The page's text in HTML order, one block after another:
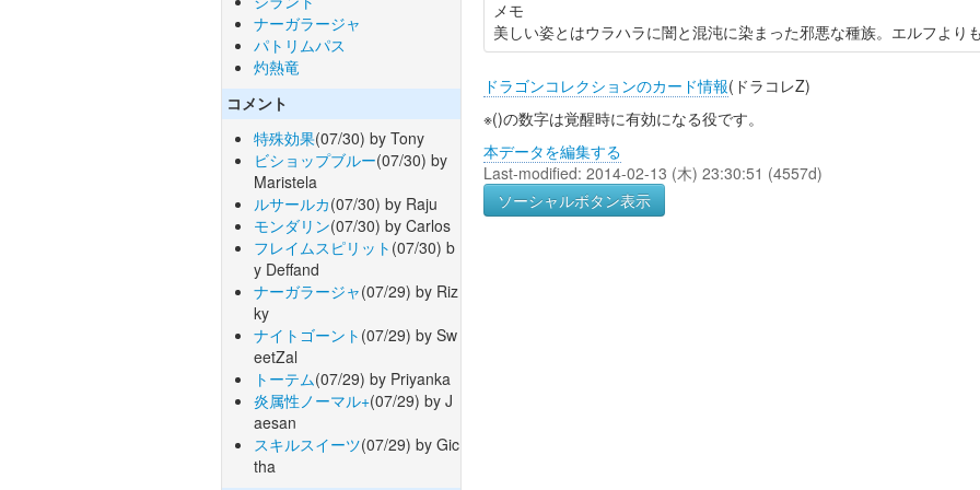
ナーガラージャ
パトリムパス
灼熱竜
コメント
特殊効果(07/30) by Tony
ビショップブルー(07/30) by
Maristela
ルサールカ(07/30) by Raju
モンダリン(07/30) by Carlos
フレイムスピリット (07/30) b
y Deffand
ナーガラージャ(07/29) by Riz
ky
ナイトゴーント (07/29) by Sw
eetZal
トーテム(07/29) by Priyanka
炎属性ノーマル+(07/29) by J
aesan
スキルスイーツ(07/29) by Gic
tha
メモ
美しい姿とはウラハラに闇と混沌に染まった邪悪な種族。エルフよりも
ドラゴンコレクションのカード情報(ドラコレZ)
※()の数字は覚醒時に有効になる役です。
本データを編集する
Last-modified: 2014-02-13 (木) 23:30:51 (4557d)
ソーシャルボタン表示